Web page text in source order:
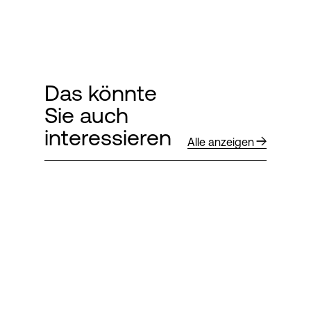
Das könnte
Sie auch
interessieren
Alle anzeigen